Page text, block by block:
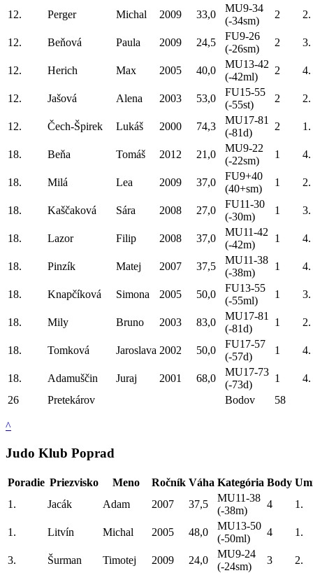
12. Perger Michal 2009 33,0
MU9-34
(-34sm)
2 2.
12. Beňová Paula 2009 24,5
FU9-26
(-26sm)
2 3.
12. Herich Max 2005 40,0
MU13-42
(-42ml)
2 4.
12. Jašová Alena 2003 53,0
FU15-55
(-55st)
2 2.
12. Čech-Špirek Lukáš 2000 74,3
MU17-81
(-81d)
2 1.
18. Beňa Tomáš 2012 21,0
MU9-22
(-22sm)
1 4.
18. Milá Lea 2009 37,0
FU9+40
(40+sm)
1 2.
18. Kaščaková Sára 2008 27,0
FU11-30
(-30m)
1 3.
18. Lazor Filip 2008 37,0
MU11-42
(-42m)
1 4.
18. Pinzík Matej 2007 37,5
MU11-38
(-38m)
1 4.
18. Knapčíková Simona 2005 50,0
FU13-55
(-55ml)
1 3.
18. Mily Bruno 2003 83,0
MU17-81
(-81d)
1 2.
18. Tomková Jaroslava 2002 50,0
FU17-57
(-57d)
1 4.
18. Adamuščin Juraj 2001 68,0
MU17-73
(-73d)
1
4.
26
Pretekárov Bodov 58
^
Judo Klub Poprad
Poradie Priezvisko Meno Ročník Váha Kategória Body
1.
Jacák Adam 2007 37,5
MU11-38
(-38m)
4 1.
1. Litvín Michal 2005 48,0
MU13-50
(-50ml)
4 1.
3. Šurman Timotej 2009 24,0
MU9-24
(-24sm)
3 2.